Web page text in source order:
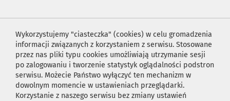
Wykorzystujemy "ciasteczka" (cookies) w celu gromadzenia
informacji związanych z korzystaniem z serwisu. Stosowane
przez nas pliki typu cookies umożliwiają utrzymanie sesji
po zalogowaniu i tworzenie statystyk oglądalności podstron
serwisu. Możecie Państwo wyłączyć ten mechanizm w
dowolnym momencie w ustawieniach przeglądarki.
Korzystanie z naszego serwisu bez zmiany ustawień